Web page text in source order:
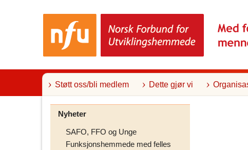
o
Støtt oss/bli medlem Dette gjør vi
Nyheter
SAFO, FFO og Unge
Funksjonshemmede med felles